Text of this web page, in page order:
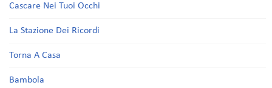
Cascare Nei Tuoi Occhi
La Stazione Dei Ricordi
Torna A Casa
Bambola